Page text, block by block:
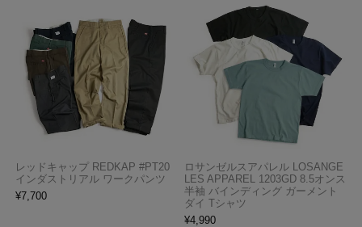
レッドキャップ REDKAP #PT20
インダストリアル ワークパンツ
¥7,700
ロサンゼルスアパレル LOSANGE
LES APPAREL 1203GD 8.5オンス
半袖 バインディング ガーメント
ダイ Tシャツ
¥4,990